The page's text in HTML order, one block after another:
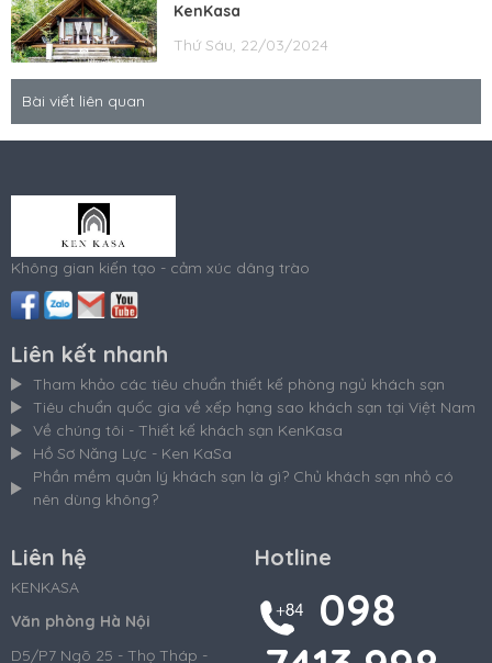
KenKasa
Thứ Sáu, 22/03/2024
Bài viết liên quan
Không gian kiến tạo - cảm xúc dâng trào
Liên kết nhanh
Tham khảo các tiêu chuẩn thiết kế phòng ngủ khách sạn
Tiêu chuẩn quốc gia về xếp hạng sao khách sạn tại Việt Nam
Về chúng tôi - Thiết kế khách sạn KenKasa
Hồ Sơ Năng Lực - Ken KaSa
Phần mềm quản lý khách sạn là gì? Chủ khách sạn nhỏ có
nên dùng không?
Liên hệ
KENKASA
Văn phòng Hà Nội
D5/P7 Ngõ 25 - Thọ Tháp -
Hotline
098